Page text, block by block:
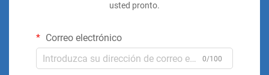
usted pronto.
Correo electrónico
0/100